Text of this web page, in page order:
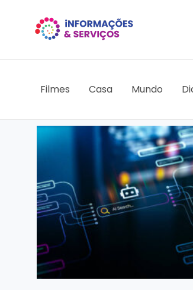
Filmes Casa Mundo